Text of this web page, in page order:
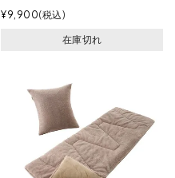
¥9,900 税込
在庫切れ